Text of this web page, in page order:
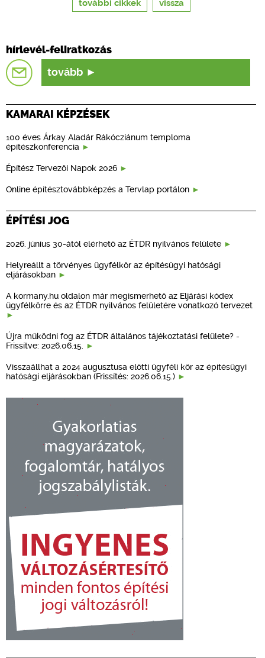
további cikkek vissza
hírlevél-feliratkozás
tovább
KAMARAI KÉPZÉSEK
100 éves Árkay Aladár Rákócziánum temploma
építészkonferencia
Építész Tervezői Napok 2026
Online építésztovábbképzés a Tervlap portálon
ÉPÍTÉSI JOG
2026. június 30-ától elérhető az ÉTDR nyilvános felülete
Helyreállt a törvényes ügyfélkör az építésügyi hatósági
eljárásokban
A kormany.hu oldalon már megismerhető az Eljárási kódex
ügyfélkörre és az ÉTDR nyilvános felületére vonatkozó tervezet
Újra működni fog az ÉTDR általános tájékoztatási felülete? -
Frissítve: 2026.06.15.
Visszaállhat a 2024 augusztusa előtti ügyféli kör az építésügyi
hatósági eljárásokban (Frissítés: 2026.06.15.)